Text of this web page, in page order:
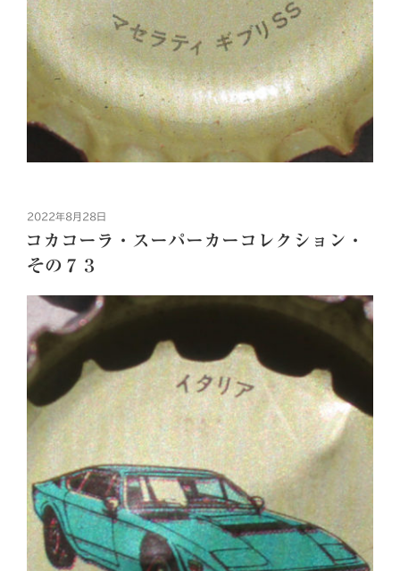
投
日:
2022年8月28日
コカコーラ・スーパーカーコレクション・
その７３